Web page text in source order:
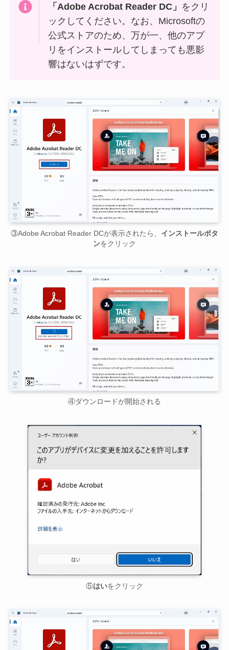
「Adobe Acrobat Reader DC」 をクリ
ックしてください。なお、Microsoftの
公式ストアのため、万が一、他のアプ
リをインストールしてしまっても悪影
響はないはずです。
③Adobe Acrobat Reader DCが表示されたら、 インストールボタ
ンをクリック
④ダウンロードが開始される
⑤はいをクリック